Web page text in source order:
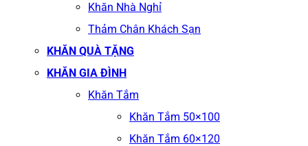
Khăn Nhà Nghỉ
Thảm Chân Khách Sạn
KHĂN QUÀ TẶNG
KHĂN GIA ĐÌNH
Khăn Tắm
Khăn Tắm 50×100
Khăn Tắm 60×120